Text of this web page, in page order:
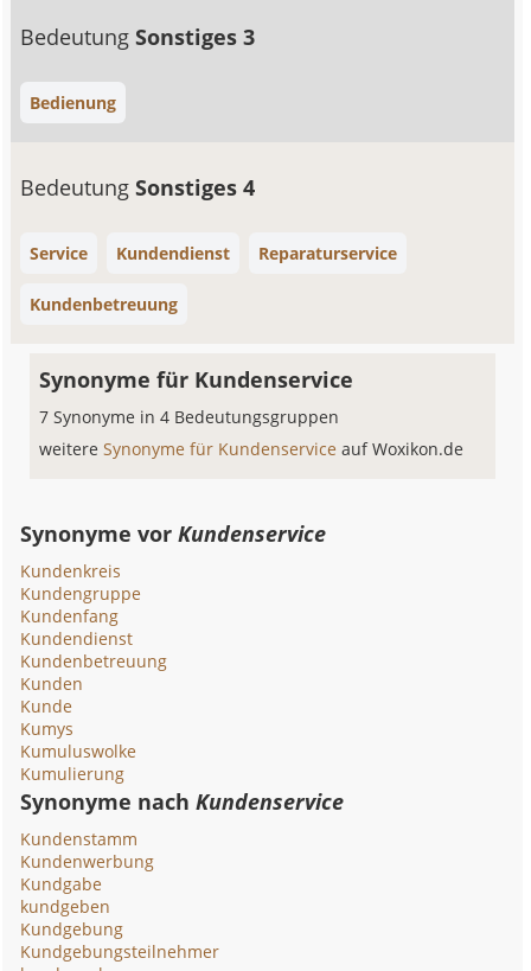
BedeutungSonstiges 3
Bedienung
BedeutungSonstiges 4
Service Kundendienst Reparaturservice
Kundenbetreuung
Synonyme für Kundenservice
7 Synonyme in 4 Bedeutungsgruppen
weitereSynonyme für Kundenserviceauf Woxikon.de
Synonyme vorKundenservice
Kundenkreis
Kundengruppe
Kundenfang
Kundendienst
Kundenbetreuung
Kunden
Kunde
Kumys
Kumuluswolke
Kumulierung
Synonyme nachKundenservice
Kundenstamm
Kundenwerbung
Kundgabe
kundgeben
Kundgebung
Kundgebungsteilnehmer